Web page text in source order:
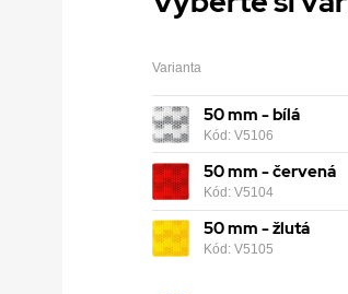
Varianta
50 mm - bílá
Kód: V5106
50 mm - červená
Kód: V5104
50 mm - žlutá
Kód: V5105